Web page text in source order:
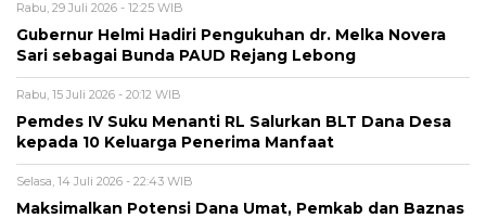
Rabu, 29 Juli 2026 - 12:25 WIB
Gubernur Helmi Hadiri Pengukuhan dr. Melka Novera
Sari sebagai Bunda PAUD Rejang Lebong
Rabu, 15 Juli 2026 - 20:12 WIB
Pemdes IV Suku Menanti RL Salurkan BLT Dana Desa
kepada 10 Keluarga Penerima Manfaat
Selasa, 14 Juli 2026 - 22:43 WIB
Maksimalkan Potensi Dana Umat, Pemkab dan Baznas